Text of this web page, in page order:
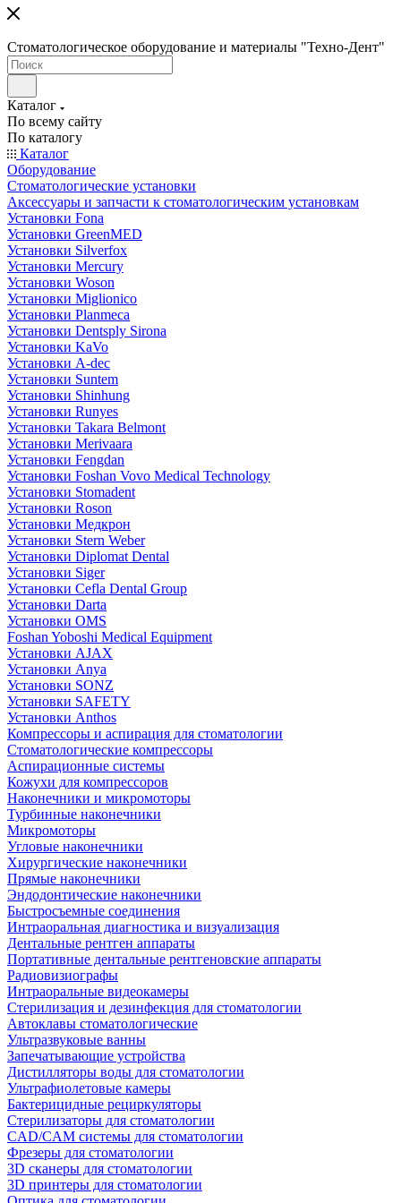
Стоматологическое оборудование и материалы "Техно-Дент"
Каталог
По всему сайту
По каталогу
Каталог
Оборудование
Стоматологические установки
Аксессуары и запчасти к стоматологическим установкам
Установки Fona
Установки GreenMED
Установки Silverfox
Установки Mercury
Установки Woson
Установки Miglionico
Установки Planmeca
Установки Dentsply Sirona
Установки KaVo
Установки A-dec
Установки Suntem
Установки Shinhung
Установки Runyes
Установки Takara Belmont
Установки Merivaara
Установки Fengdan
Установки Foshan Vovo Medical Technology
Установки Stomadent
Установки Roson
Установки Медкрон
Установки Stern Weber
Установки Diplomat Dental
Установки Siger
Установки Cefla Dental Group
Установки Darta
Установки OMS
Foshan Yoboshi Medical Equipment
Установки AJAX
Установки Anya
Установки SONZ
Установки SAFETY
Установки Anthos
Компрессоры и аспирация для стоматологии
Стоматологические компрессоры
Аспирационные системы
Кожухи для компрессоров
Наконечники и микромоторы
Турбинные наконечники
Микромоторы
Угловые наконечники
Хирургические наконечники
Прямые наконечники
Эндодонтические наконечники
Быстросъемные соединения
Интраоральная диагностика и визуализация
Дентальные рентген аппараты
Портативные дентальные рентгеновские аппараты
Радиовизиографы
Интраоральные видеокамеры
Стерилизация и дезинфекция для стоматологии
Автоклавы стоматологические
Ультразвуковые ванны
Запечатывающие устройства
Дистилляторы воды для стоматологии
Ультрафиолетовые камеры
Бактерицидные рециркуляторы
Стерилизаторы для стоматологии
CAD/CAM системы для стоматологии
Фрезеры для стоматологии
3D cканеры для стоматологии
3D принтеры для стоматологии